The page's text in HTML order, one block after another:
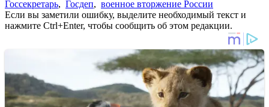
Госсекретарь, Госдеп, военное вторжение России
Если вы заметили ошибку, выделите необходимый текст и
нажмите Ctrl+Enter, чтобы сообщить об этом редакции.